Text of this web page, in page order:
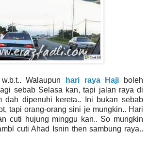
Walaupun hari raya Haji boleh
sebab Selasa kan, tapi jalan raya di
dah dipenuhi kereta.. Ini bukan sebab
tapi orang-orang sini je mungkin.. Hari
cuti hujung minggu kan.. So mungkin
cuti Ahad Isnin then sambung raya..